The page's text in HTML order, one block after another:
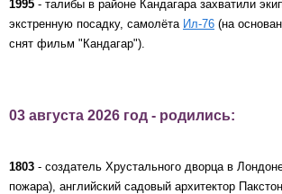
1995 - талибы в районе Кандагара захватили
экстренную посадку, самолёта Ил-76 (на
снят фильм "Кандагар").
03 августа 2026 год - родились:
1803 - создатель Хрустального дворца в
пожара), английский садовый архитектор